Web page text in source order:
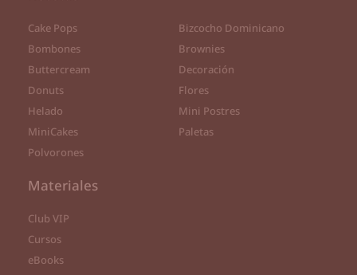
Cake Pops
Bizcocho Dominicano
Bombones
Brownies
Buttercream
Decoración
Donuts
Flores
Helado
Mini Postres
MiniCakes
Paletas
Polvorones
Materiales
Club VIP
Cursos
eBooks